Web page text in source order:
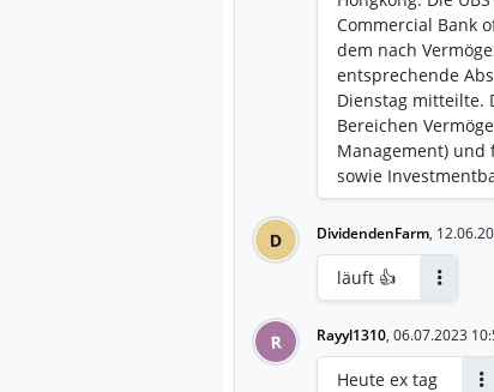
Commercial Bank
dem nach
entsprechende
Dienstag mitteilte.
Bereichen
Management) und
sowie
Vereinbarung
vertrieb,
übernommen und
Company. rtr
D DividendenFarm,
läuft 👍
R Rayyl1310, 06.07.2023
Heute ex tag